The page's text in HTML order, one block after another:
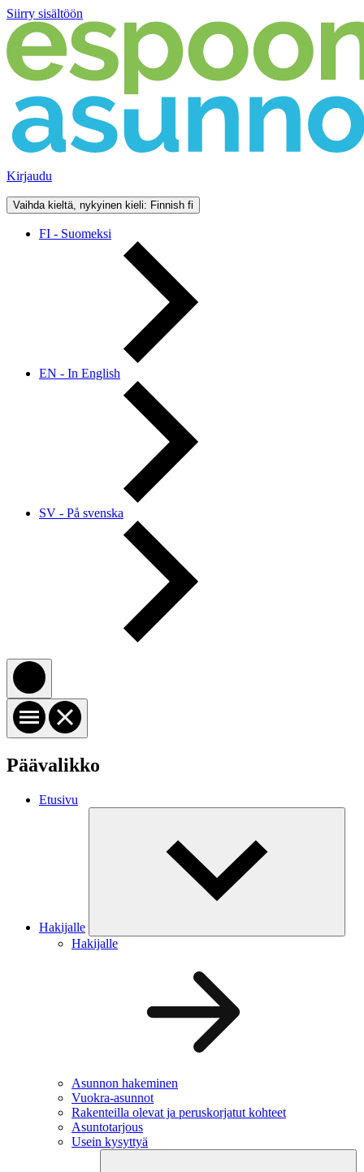
Siirry sisältöön
Kirjaudu
Vaihda kieltä, nykyinen kieli: Finnish fi
FI - Suomeksi
EN - In English
SV - På svenska
Päävalikko
Etusivu
Hakijalle
Hakijalle
Asunnon hakeminen
Vuokra-asunnot
Rakenteilla olevat ja peruskorjatut kohteet
Asuntotarjous
Usein kysyttyä